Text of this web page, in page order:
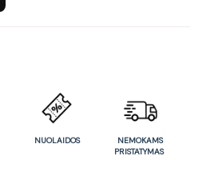
NUOLAIDOS
NEMOKAMS
PRISTATYMAS